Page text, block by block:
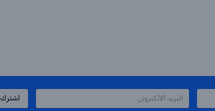
اشترك